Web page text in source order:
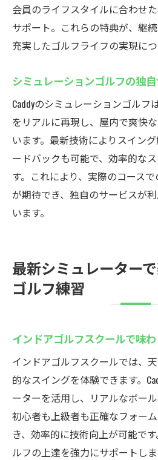
会員のライフスタイルに合わせ
サポート。これらの特典が、継
充実したゴルフライフの実現につ
シミュレーションゴルフの独
Caddyのシミュレーションゴルフ
をリアルに再現し、屋内で爽快
います。最新技術によりスイン
ードバックも可能で、効率的な
す。これにより、実際のコース
が期待でき、独自のサービスが
います。
最新シミュレーター
ゴルフ練習
インドアゴルフスクールで味
インドアゴルフスクールでは、
的なスイングを体験できます。
ーターを活用し、リアルなボー
初心者も上級者も正確なフォー
き、効率的に技術向上が可能で
ルフの上達を強力にサポートしま